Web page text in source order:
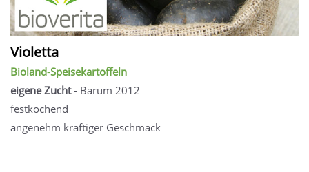
Violetta
Bioland-Speisekartoffeln
eigene Zucht- Barum 2012
festkochend
angenehm kräftiger Geschmack